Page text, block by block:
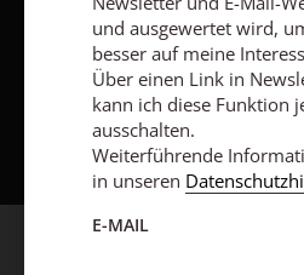
Nach
und ausgewertet wird,
besser auf meine
Über einen Link in
kann ich diese Funktion
ausschalten.
Weiterführende
in unseren
E-MAIL